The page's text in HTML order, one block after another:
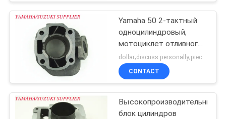
Yamaha 50 2-тактный
одноцилиндровый,
мотоциклет отливного
железа цилиндровый
блок
dollar;discuss personally;piece MOQ:Переговоры
CONTACT
Высокопроизводительный
блок цилиндров